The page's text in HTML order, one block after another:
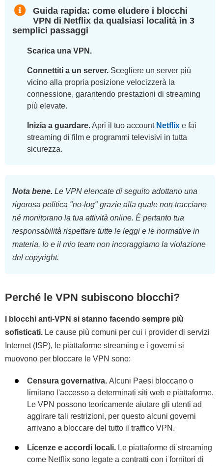
Guida rapida: come eludere i blocchi
VPN di Netflix da qualsiasi località in 3
semplici passaggi
Scarica una VPN.
Connettiti a un server. Scegliere un server più
vicino alla propria posizione velocizzerà la
connessione, garantendo prestazioni di streaming
più elevate.
Inizia a guardare.Apri il tuo account Netflix e fai
streaming di film e programmi televisivi in tutta
sicurezza.
Nota bene. Le VPN elencate di seguito adottano una
rigorosa politica "no-log" grazie alla quale non tracciano
né monitorano la tua attività online. È pertanto tua
responsabilità rispettare tutte le leggi e le normative in
materia. Io e il mio team non incoraggiamo la violazione
del copyright.
Perché le VPN subiscono blocchi?
I blocchi anti-VPN si stanno facendo sempre più
sofisticati. Le cause più comuni per cui i provider di servizi
Internet (ISP), le piattaforme streaming e i governi si
muovono per bloccare le VPN sono:
Censura governativa. Alcuni Paesi bloccano o
limitano l'accesso a determinati siti web e piattaforme.
Le VPN possono teoricamente aiutare gli utenti ad
aggirare tali restrizioni, per questo alcuni governi
arrivano a bloccare del tutto il traffico VPN.
Licenze e accordi locali. Le piattaforme di streaming
come Netflix sono legate a contratti con i fornitori di